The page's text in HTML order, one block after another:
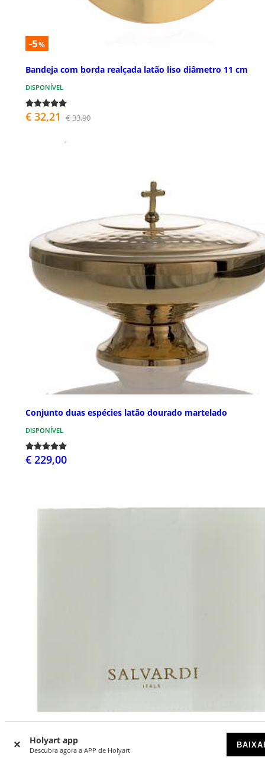
Holyart app
Descubra agora a APP de Holyart
-5%
Bandeja com borda realçada latão liso diâmetro 11 cm
DISPONÍVEL
€ 32,21 € 33,90
Conjunto duas espécies latão dourado martelado
DISPONÍVEL
€ 229,00
Pano de limpeza para objetos dourados de algodão